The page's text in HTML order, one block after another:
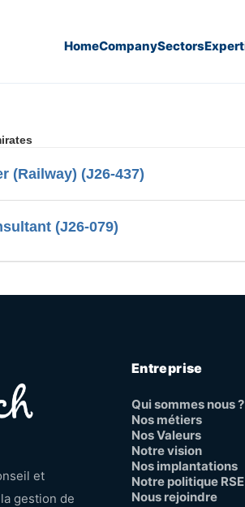
HomeCompanySectors
(Railway) (J26-437)
(J26-079)
et
gestion de
Entreprise
Qui sommes nous ?
Nos métiers
Nos Valeurs
Notre vision
Nos implantations
Notre politique RSE
Nous rejoindre